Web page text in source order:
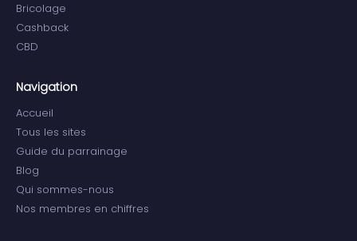
Bricolage
Cashback
CBD
Navigation
Accueil
Tous les sites
Guide du parrainage
Blog
Qui sommes-nous
Nos membres en chiffres